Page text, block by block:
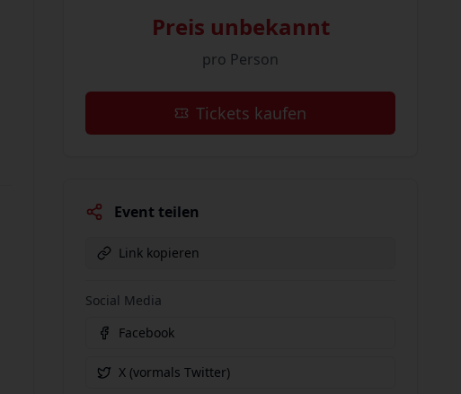
Preis unbekannt
pro Person
Tickets kaufen
Event teilen
Link kopieren
Social Media
Facebook
X (vormals Twitter)